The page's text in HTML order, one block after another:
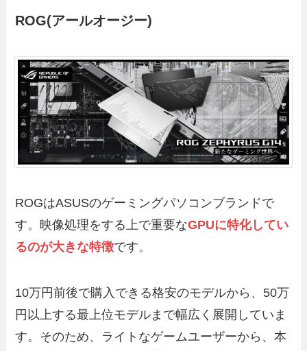
ROG(アールオージー)
ROGはASUSのゲーミングパソコンブランドで
す。映像処理をする上で重要なGPUに特化してい
るのが大きな特徴です。
10万円前後で購入できる格安のモデルから、50万
円以上する最上位モデルまで幅広く展開していま
す。そのため、ライトなゲームユーザーから、本